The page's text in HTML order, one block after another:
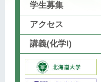
学生募集
アクセス
講義(化学I)